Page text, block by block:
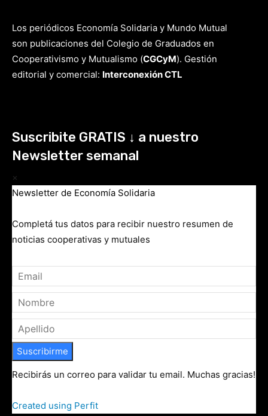
Los periódicos Economía Solidaria y Mundo Mutual
son publicaciones del Colegio de Graduados en
Cooperativismo y Mutualismo (CGCyM). Gestión
editorial y comercial: Interconexión CTL
Suscribite GRATIS ↓ a nuestro
Newsletter semanal
×
Newsletter de Economía Solidaria
Completá tus datos para recibir nuestro resumen de
noticias cooperativas y mutuales
Suscribirme
Recibirás un correo para validar tu email. Muchas gracias!
Created using Perfit